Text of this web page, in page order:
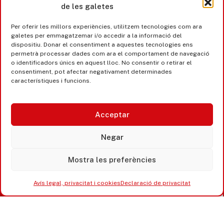
de les galetes
Per oferir les millors experiències, utilitzem tecnologies com ara
galetes per emmagatzemar i/o accedir a la informació del
dispositiu. Donar el consentiment a aquestes tecnologies ens
permetrà processar dades com ara el comportament de navegació
o identificadors únics en aquest lloc. No consentir o retirar el
consentiment, pot afectar negativament determinades
característiques i funcions.
Acceptar
Negar
Mostra les preferències
Avís legal, privacitat i cookiesDeclaració de privacitat
Castell d’Aro · Platja d’Aro · S’Agaró
365 www.platjadaro